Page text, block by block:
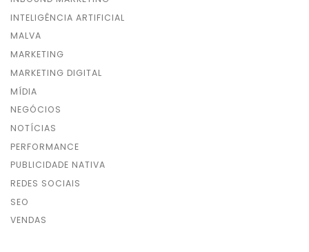
INTELIGÊNCIA ARTIFICIAL
MALVA
MARKETING
MARKETING DIGITAL
MÍDIA
NEGÓCIOS
NOTÍCIAS
PERFORMANCE
PUBLICIDADE NATIVA
REDES SOCIAIS
SEO
VENDAS